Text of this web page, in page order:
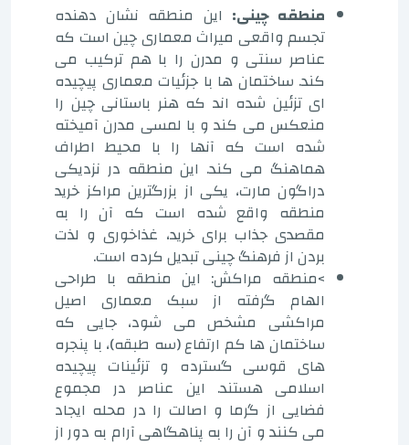
منطقه چینی: این منطقه نشان دهنده
تجسم واقعی میراث معماری چین است که
عناصر سنتی و مدرن را با هم ترکیب می
کند. ساختمان ها با جزئیات معماری پیچیده
ای تزئین شده اند که هنر باستانی چین را
منعکس می کند و با لمسی مدرن آمیخته
شده است که آنها را با محیط اطراف
هماهنگ می کند. این منطقه در نزدیکی
دراگون مارت، یکی از بزرگترین مراکز خرید
منطقه واقع شده است که آن را به
مقصدی جذاب برای خرید، غذاخوری و لذت
بردن از فرهنگ چینی تبدیل کرده است.
>منطقه مراکش: این منطقه با طراحی
الهام گرفته از سبک معماری اصیل
مراکشی مشخص می شود، جایی که
ساختمان ها کم ارتفاع (سه طبقه)، با پنجره
های قوسی گسترده و تزئینات پیچیده
اسلامی هستند. این عناصر در مجموع
فضایی از گرما و اصالت را در محله ایجاد
می کنند و آن را به پناهگاهی آرام به دور از